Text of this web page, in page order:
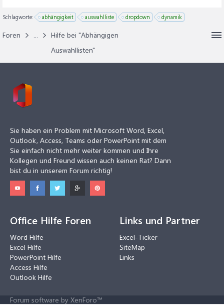
Schlagworte: abhängigkeit auswahlliste dropdown dynamik
Foren ...
Hilfe bei "Abhängigen
Auswahllisten"
Sie haben ein Problem mit Microsoft Word, Excel,
Outlook, Access, Teams oder PowerPoint mit dem
Sie einfach nicht mehr weiter kommen und Ihre
Kollegen und Freund wissen auch keinen Rat? Dann
bist du in unserem Forum richtig!
Office Hilfe Foren
Word Hilfe
Excel Hilfe
PowerPoint Hilfe
Access Hilfe
Outlook Hilfe
Links und Partner
Excel-Ticker
SiteMap
Links
Forum software by XenForo™